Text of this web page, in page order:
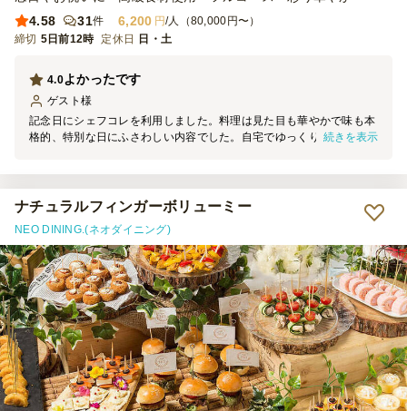
4.58
31件 6,200 円/人（80,000円〜）
締切 5日前12時 定休日 日・土
よかったです
4.0
ゲスト 様
記念日にシェフコレを利用しました。料理は見た目も華やかで味も本
格的、特別な日にふさわしい内容でした。自宅でゆっくりレストラン
ます。
続きを表示
ナチュラルフィンガーボリューミー
NEO DINING.(ネオダイニング)